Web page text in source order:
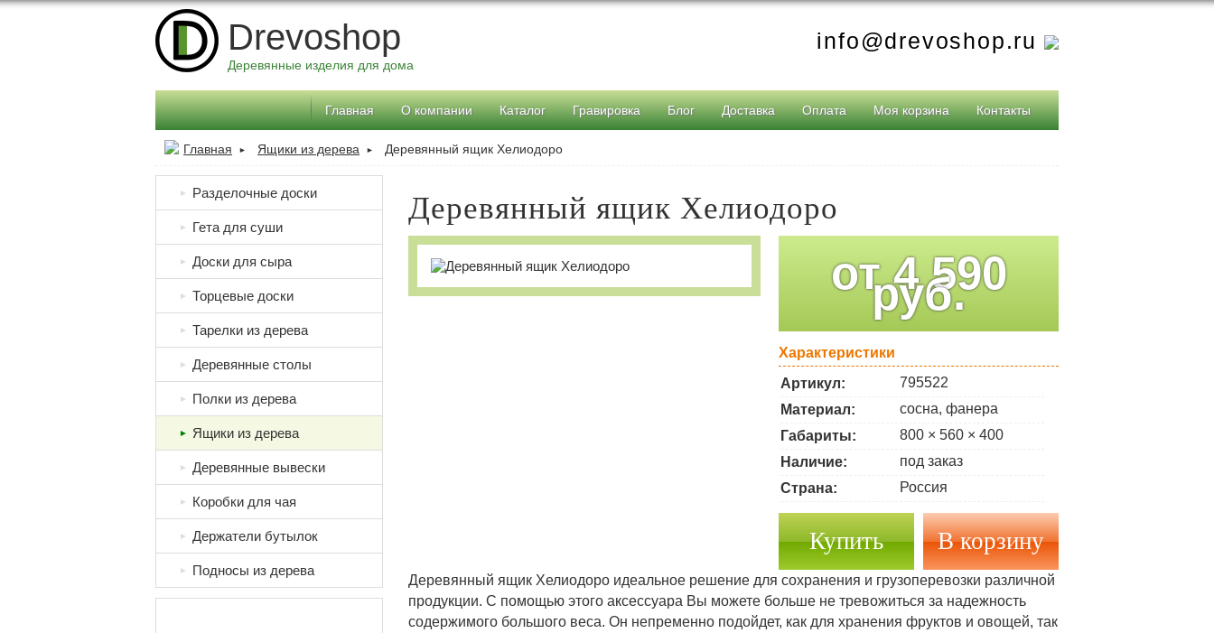
Drevoshop
Деревянные изделия для дома
info@drevoshop.ru
Главная О компании Каталог Гравировка Блог Доставка Оплата Моя корзина Контакты
Главная ► Ящики из дерева ► Деревянный ящик Хелиодоро
► Разделочные доски
► Гета для суши
► Доски для сыра
► Торцевые доски
► Тарелки из дерева
► Деревянные столы
► Полки из дерева
► Ящики из дерева
► Деревянные вывески
► Коробки для чая
► Держатели бутылок
► Подносы из дерева
Деревянный ящик Хелиодоро
от4 590
руб.
Характеристики
Артикул:
795522
Материал:
сосна, фанера
Габариты:
800 × 560 × 400
Наличие:
под заказ
Страна:
Россия
Купить
Деревянный ящик Хелиодоро идеальное решение для сохранения и грузоперевозки различной
продукции. С помощью этого аксессуара Вы можете больше не тревожиться за надежность
содержимого большого веса. Он непременно подойдет, как для хранения фруктов и овощей, так